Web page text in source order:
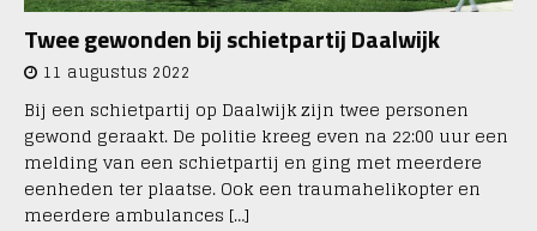
Twee gewonden bij schietpartij Daalwijk
11 augustus 2022
Bij een schietpartij op Daalwijk zijn twee personen
gewond geraakt. De politie kreeg even na 22:00 uur een
melding van een schietpartij en ging met meerdere
eenheden ter plaatse. Ook een traumahelikopter en
meerdere ambulances […]